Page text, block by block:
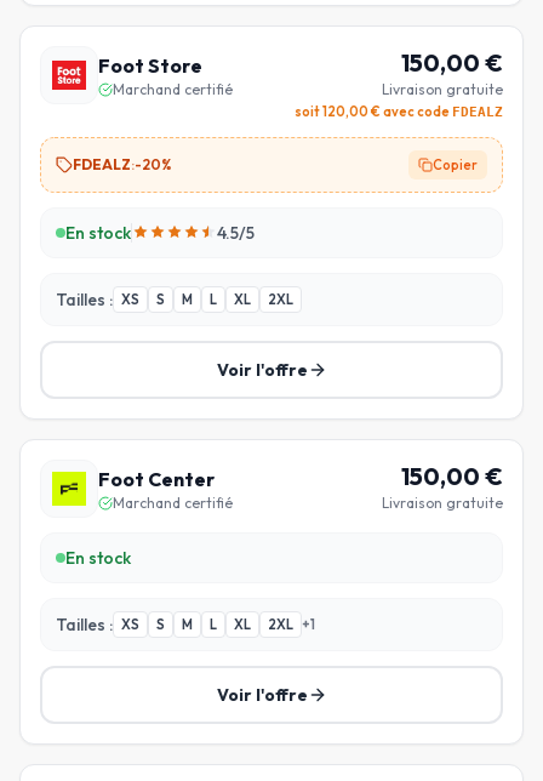
Foot Store
Marchand certifié
150,00 €
Livraison gratuite
soit120,00€ avec code FDEALZ
FDEALZ:-20% Copier
En stock 4.5/5
Tailles : XS S M L XL 2XL
Voir l'offre
Foot Center
Marchand certifié
150,00 €
Livraison gratuite
En stock
Tailles : XS S M L XL 2XL +1
Voir l'offre